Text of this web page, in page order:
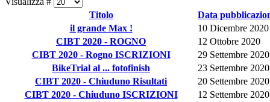
Titolo
Data
il grande Max !
10 Dicembre 2020
CIBT 2020 - ROGNO
12 Ottobre 2020
CIBT 2020 - Rogno ISCRIZIONI
29 Settembre 2020
BikeTrial al ... fotofinish
23 Settembre 2020
CIBT 2020 - Chiuduno Risultati
20 Settembre 2020
CIBT 2020 - Chiuduno ISCRIZIONI
12 Settembre 2020